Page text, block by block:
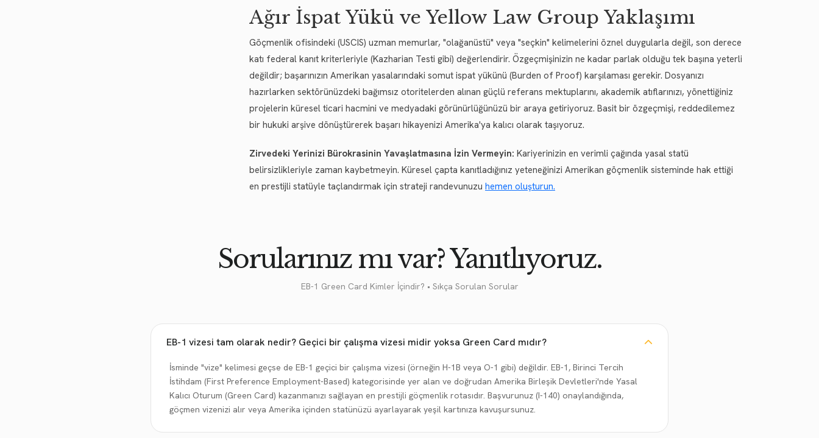
Ağır İspat Yükü ve Yellow Law Group Yaklaşımı
Göçmenlik ofisindeki (USCIS) uzman memurlar, "olağanüstü" veya "seçkin" kelimelerini öznel duygularla değil, son derece
katı federal kanıt kriterleriyle (Kazharian Testi gibi) değerlendirir. Özgeçmişinizin ne kadar parlak olduğu tek başına yeterli
değildir; başarınızın Amerikan yasalarındaki somut ispat yükünü (Burden of Proof) karşılaması gerekir. Dosyanızı
hazırlarken sektörünüzdeki bağımsız otoritelerden alınan güçlü referans mektuplarını, akademik atıflarınızı, yönettiğiniz
projelerin küresel ticari hacmini ve medyadaki görünürlüğünüzü bir araya getiriyoruz. Basit bir özgeçmişi, reddedilemez
bir hukuki arşive dönüştürerek başarı hikayenizi Amerika'ya kalıcı olarak taşıyoruz.
Zirvedeki Yerinizi Bürokrasinin Yavaşlatmasına İzin Vermeyin: Kariyerinizin en verimli çağında yasal statü
belirsizlikleriyle zaman kaybetmeyin. Küresel çapta kanıtladığınız yeteneğinizi Amerikan göçmenlik sisteminde hak ettiği
en prestijli statüyle taçlandırmak için strateji randevunuzu hemen oluşturun.
Sorularınız mı var? Yanıtlıyoruz.
EB-1 Green Card Kimler İçindir? • Sıkça Sorulan Sorular
EB-1 vizesi tam olarak nedir? Geçici bir çalışma vizesi midir yoksa Green Card mıdır?
İsminde "vize" kelimesi geçse de EB-1 geçici bir çalışma vizesi (örneğin H-1B veya O-1 gibi) değildir. EB-1, Birinci Tercih
İstihdam (First Preference Employment-Based) kategorisinde yer alan ve doğrudan Amerika Birleşik Devletleri'nde Yasal
Kalıcı Oturum (Green Card) kazanmanızı sağlayan en prestijli göçmenlik rotasıdır. Başvurunuz (I-140) onaylandığında,
göçmen vizenizi alır veya Amerika içinden statünüzü ayarlayarak yeşil kartınıza kavuşursunuz.